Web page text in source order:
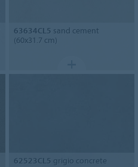
63634CL5 sand cement
(60x31.7 cm)
62523CL5 grigio concrete